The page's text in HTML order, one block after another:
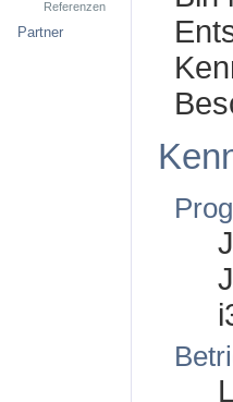
Referenzen
Partner